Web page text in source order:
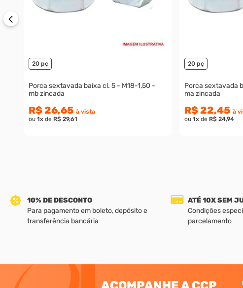
20 pç
Porca sextavada baixa cl. 5 - M18-1,50 -
mb zincada
R$ 26,65 à vista
ou 1xde R$ 29,61
20 pç
Porca sextavada baixa cl.
ma zincada
R$ 22,45 à
ou 1xde R$ 24,94
10% DE DESCONTO
Para pagamento em boleto, depósito e
transferência bancária
ATÉ 10X SEM
Condições
parcelamento